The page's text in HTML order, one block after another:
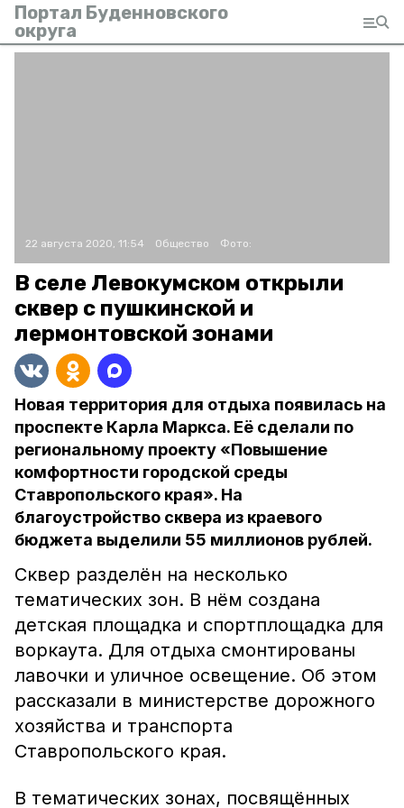
Портал Буденновского
округа
22 августа 2020, 11:54 Общество Фото:
В селе Левокумском открыли
сквер с пушкинской и
лермонтовской зонами
Новая территория для отдыха появилась на
проспекте Карла Маркса. Её сделали по
региональному проекту «Повышение
комфортности городской среды
Ставропольского края». На
благоустройство сквера из краевого
бюджета выделили 55 миллионов рублей.
Сквер разделён на несколько
тематических зон. В нём создана
детская площадка и спортплощадка для
воркаута. Для отдыха смонтированы
лавочки и уличное освещение. Об этом
рассказали в министерстве дорожного
хозяйства и транспорта
Ставропольского края.
В тематических зонах, посвящённых